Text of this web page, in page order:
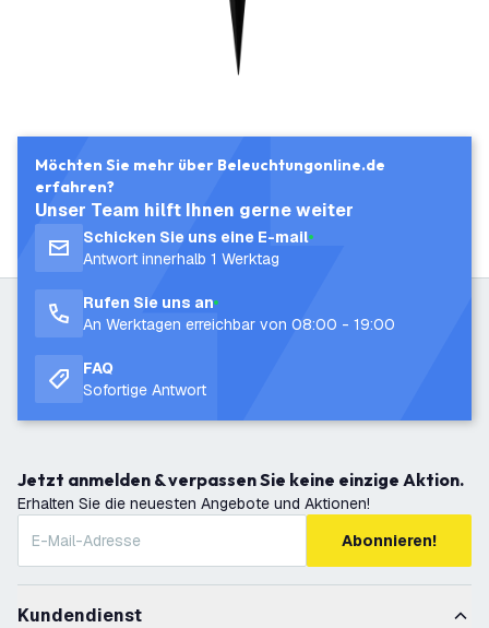
Möchten Sie mehr über Beleuchtungonline.de
erfahren?
Unser Team hilft Ihnen gerne weiter
Schicken Sie uns eine E-mail
Antwort innerhalb 1 Werktag
Rufen Sie uns an
An Werktagen erreichbar von 08:00 - 19:00
FAQ
Sofortige Antwort
Jetzt anmelden & verpassen Sie keine einzige Aktion.
Erhalten Sie die neuesten Angebote und Aktionen!
Abonnieren!
Kundendienst